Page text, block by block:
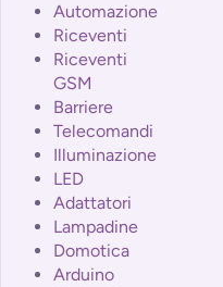
Automazione
Riceventi
Riceventi
GSM
Barriere
Telecomandi
Illuminazione
LED
Adattatori
Lampadine
Domotica
Arduino